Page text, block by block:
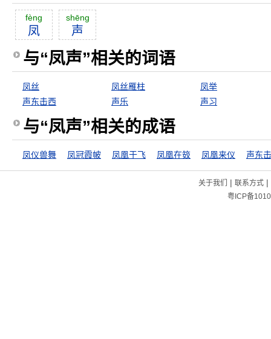
fèng
凤
shēng
声
与“凤声”相关的词语
凤丝 凤丝雁柱
凤举
声东击西
声乐 声习
与“凤声”相关的成语
凤仪兽舞 凤冠霞帔 凤凰于飞 凤凰在笯 凤凰来仪 声东
关于我们 | 联系方式|
粤ICP备